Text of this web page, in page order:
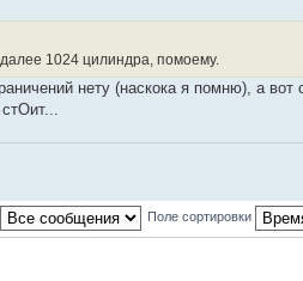
1024 цилиндра, помоему.
нету (наскока я помню), а
Поле сортировки